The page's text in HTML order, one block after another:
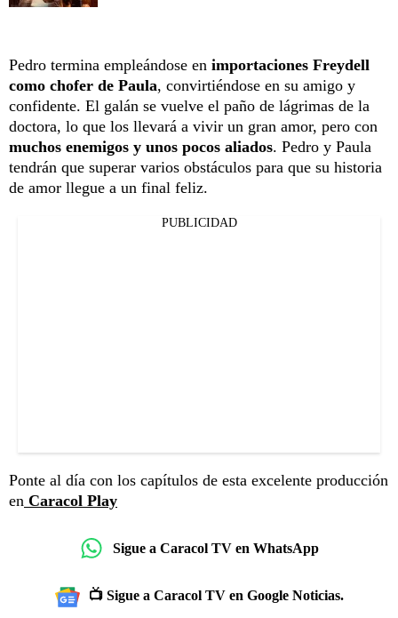
Pedro termina empleándose en importaciones Freydell
como chofer de Paula, convirtiéndose en su amigo y
confidente. El galán se vuelve el paño de lágrimas de la
doctora, lo que los llevará a vivir un gran amor, pero con
muchos enemigos y unos pocos aliados. Pedro y Paula
tendrán que superar varios obstáculos para que su historia
de amor llegue a un final feliz.
PUBLICIDAD
Ponte al día con los capítulos de esta excelente producción
en Caracol Play
Sigue a Caracol TV en WhatsApp
📺 Sigue a Caracol TV en Google Noticias.